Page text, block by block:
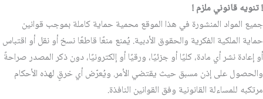
! تنويه قانوني ملزم !
جميع المواد المنشورة في هذا الموقع محمية حماية كاملة بموجب قوانين
حماية الملكية الفكرية والحقوق الأدبية. يُمنع منعًا قاطعًا نسخ أو نقل أو اقتباس
أو إعادة نشر أي مادة، كليًا أو جزئيًا، ورقيًا أو إلكترونيًا، دون ذكر المصدر صراحةً
والحصول على إذن مسبق حيث يقتضي الأمر. ويُعرّض أي خرقٍ لهذه الأحكام
مرتكبه للمساءلة القانونية وفق القوانين النافذة.